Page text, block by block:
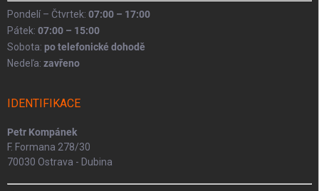
Pondelí – Čtvrtek: 07:00 – 17:00
Pátek: 07:00 – 15:00
Sobota: po telefonické dohodě
Nedeľa: zavřeno
IDENTIFIKACE
Petr Kompánek
F. Formana 278/30
70030 Ostrava - Dubina